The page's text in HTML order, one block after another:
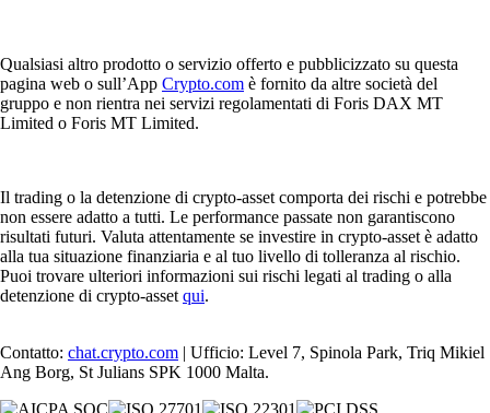
Qualsiasi altro prodotto o servizio offerto e pubblicizzato su questa
pagina web o sull’App Crypto.com è fornito da altre società del
gruppo e non rientra nei servizi regolamentati di Foris DAX MT
Limited o Foris MT Limited.
Il trading o la detenzione di crypto-asset comporta dei rischi e potrebbe
non essere adatto a tutti. Le performance passate non garantiscono
risultati futuri. Valuta attentamente se investire in crypto-asset è adatto
alla tua situazione finanziaria e al tuo livello di tolleranza al rischio.
Puoi trovare ulteriori informazioni sui rischi legati al trading o alla
detenzione di crypto-asset qui.
Contatto: chat.crypto.com | Ufficio: Level 7, Spinola Park, Triq Mikiel
Ang Borg, St Julians SPK 1000 Malta.